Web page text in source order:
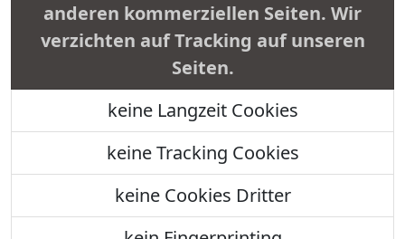
anderen kommerziellen Seiten. Wir
verzichten auf Tracking auf unseren
Seiten.
keine Langzeit Cookies
keine Tracking Cookies
keine Cookies Dritter